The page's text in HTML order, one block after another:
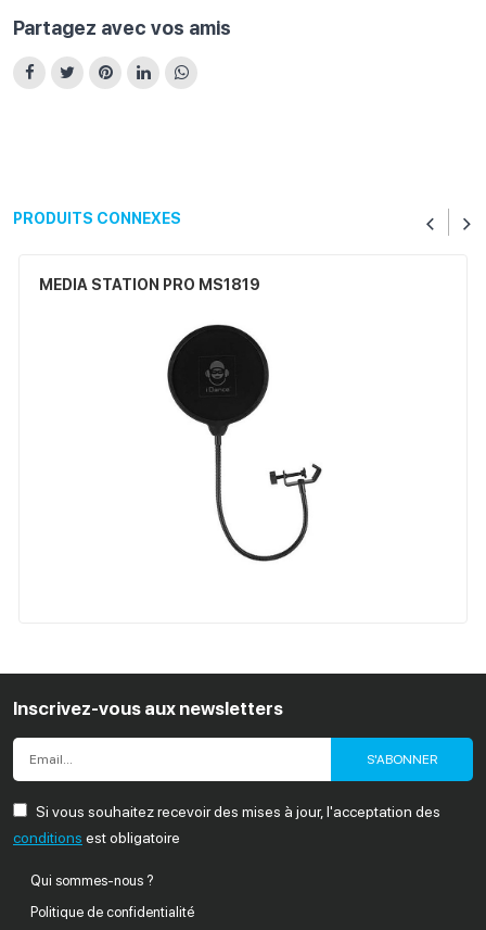
Partagez avec vos amis
PRODUITS CONNEXES
MEDIA STATION PRO MS1819
Qui sommes-nous ?
Politique de confidentialité
Inscrivez-vous aux newsletters
S'ABONNER
Si vous souhaitez recevoir des mises à jour, l'acceptation des
conditions est obligatoire